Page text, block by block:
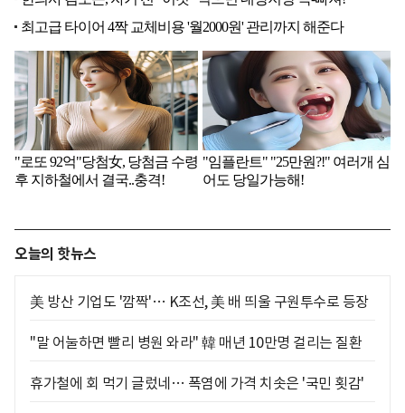
오늘의 핫뉴스
美 방산 기업도 '깜짝'… K조선, 美 배 띄울 구원투수로 등장
"말 어눌하면 빨리 병원 와라" 韓 매년 10만명 걸리는 질환
휴가철에 회 먹기 글렀네… 폭염에 가격 치솟은 '국민 횟감'